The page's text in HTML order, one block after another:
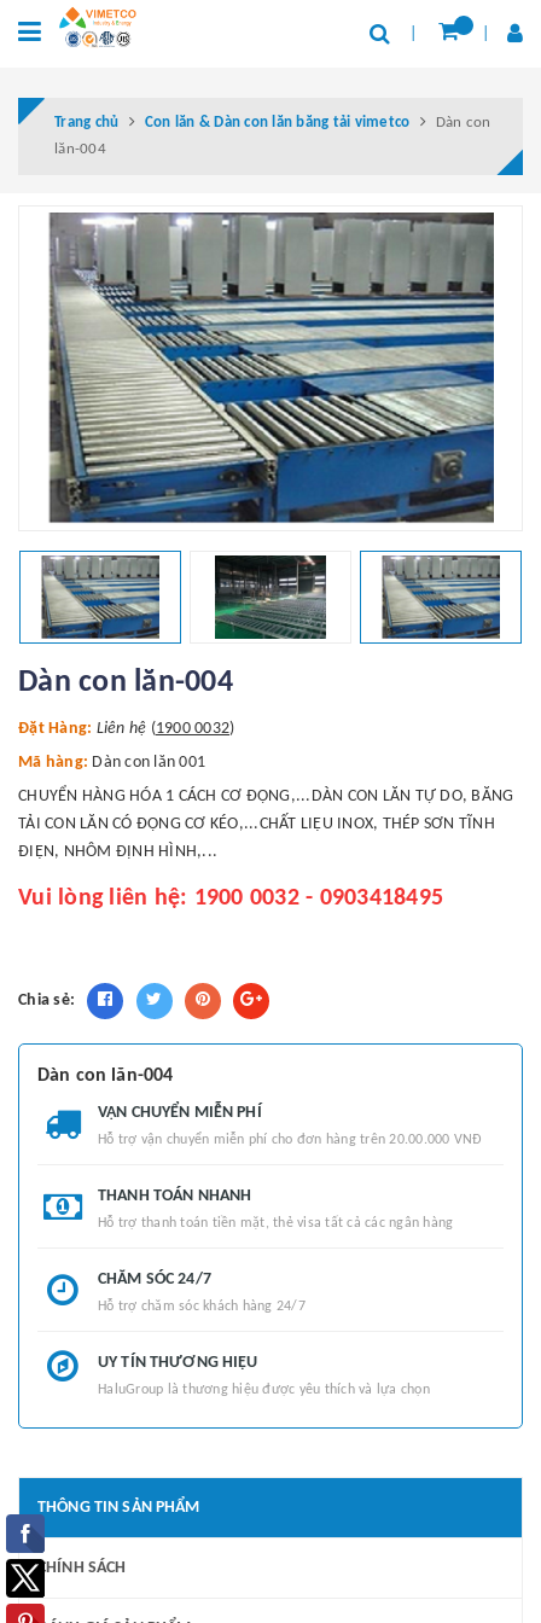
Trang chủ Con lăn & Dàn con lăn băng tải vimetco
Dàn con
lăn-004
Dàn con lăn-004
Đặt Hàng: Liên hệ (1900 0032)
Mã hàng: Dàn con lăn 001
CHUYỂN HÀNG HÓA 1 CÁCH CƠ ĐỘNG,...DÀN CON LĂN TỰ DO, BĂNG
TẢI CON LĂN CÓ ĐỘNG CƠ KÉO,...CHẤT LIỆU INOX, THÉP SƠN TĨNH
ĐIỆN, NHÔM ĐỊNH HÌNH,...
Vui lòng liên hệ: 1900 0032 - 0903418495
Chia sẻ:
Dàn con lăn-004
VẬN CHUYỂN MIỄN PHÍ
Hỗ trợ vận chuyển miễn phí cho đơn hàng trên 20.00.000 VNĐ
THANH TOÁN NHANH
Hỗ trợ thanh toán tiền mặt, thẻ visa tất cả các ngân hàng
CHĂM SÓC 24/7
Hỗ trợ chăm sóc khách hàng 24/7
UY TÍN THƯƠNG HIỆU
HaluGroup là thương hiệu được yêu thích và lựa chọn
THÔNG TIN SẢN PHẨM
CHÍNH SÁCH